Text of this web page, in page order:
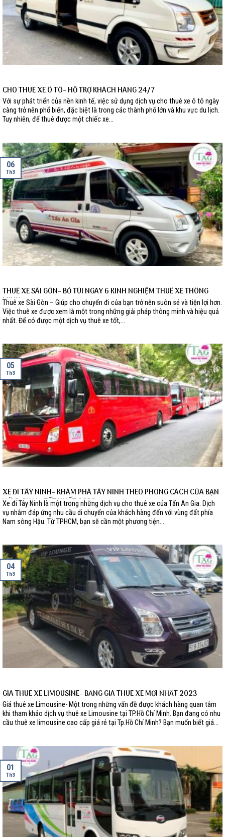
CHO THUÊ XE Ô TÔ- HỖ TRỢ KHÁCH HÀNG 24/7
Với sự phát triển của nền kinh tế, việc sử dụng dịch vụ cho thuê xe ô tô ngày
càng trở nên phổ biến, đặc biệt là trong các thành phố lớn và khu vực du lịch.
Tuy nhiên, để thuê được một chiếc xe...
THUÊ XE SÀI GÒN- BỎ TÚI NGAY 6 KINH NGHIỆM THUÊ XE THÔNG
MINH
Thuê xe Sài Gòn – Giúp cho chuyến đi của bạn trở nên suôn sẻ và tiện lợi hơn.
Việc thuê xe được xem là một trong những giải pháp thông minh và hiệu quả
nhất. Để có được một dịch vụ thuê xe tốt,...
06
Th3
XE ĐI TÂY NINH- KHÁM PHÁ TÂY NINH THEO PHONG CÁCH CỦA BẠN
VỚI DỊCH VỤ TỐT NHẤT 2023
Xe đi Tây Ninh là một trong những dịch vụ cho thuê xe của Tấn An Gia. Dịch
vụ nhằm đáp ứng nhu cầu di chuyển của khách hàng đến với vùng đất phía
Nam sông Hậu. Từ TPHCM, bạn sẽ cần một phương tiện...
05
Th3
GIÁ THUÊ XE LIMOUSINE- BẢNG GIÁ THUÊ XE MỚI NHẤT 2023
Giá thuê xe Limousine- Một trong những vấn đề được khách hàng quan tâm
khi tham khảo dịch vụ thuê xe Limousine tại TP.Hồ Chí Minh. Bạn đang có nhu
cầu thuê xe limousine cao cấp giá rẻ tại Tp.Hồ Chí Minh? Bạn muốn biết giá...
04
Th3
01
Th3